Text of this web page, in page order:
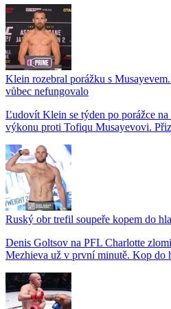
Klein rozebral porážku s
vůbec nefungovalo
Ľudovít Klein se týden po porážce
výkonu proti Tofiqu Musayevovi.
Ruský obr trefil soupeře kopem do
Denis Goltsov na PFL Charlotte
Mezhieva už v první minutě. Kop do